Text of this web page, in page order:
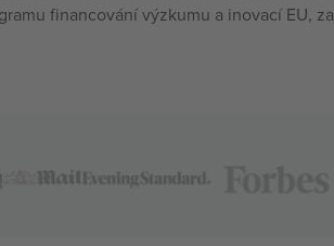
financování výzkumu a inovací EU, za